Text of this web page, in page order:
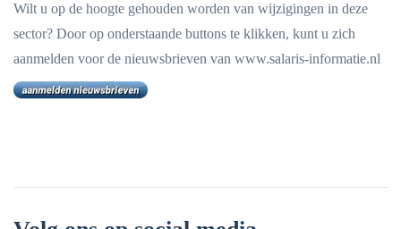
Wilt u op de hoogte gehouden worden van wijzigingen in deze
sector? Door op onderstaande buttons te klikken, kunt u zich
aanmelden voor de nieuwsbrieven van www.salaris-informatie.nl